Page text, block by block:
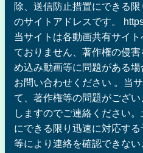
除、送信防止措置にできる
のサイトアドレスです。
当サイトは各動画共有サイ
ておりません、著作権の侵
め込み動画等に問題がある
お問い合わせください 。当
て、著作権等の問題がござ
しますのでご連絡ください
にできる限り迅速に対応す
等により連絡を確認できない